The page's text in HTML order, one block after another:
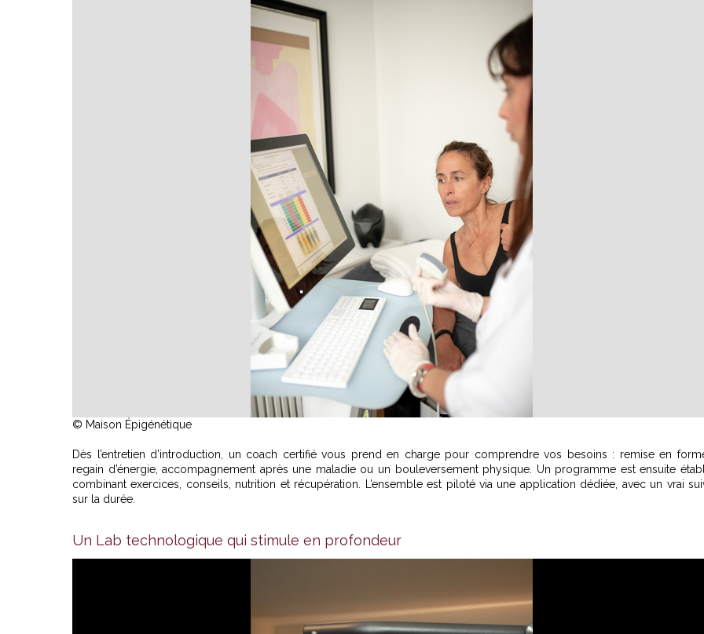
© Maison Épigénétique
Dès l’entretien d’introduction, un coach certifié vous prend en charge pour comprendre vos besoins : remise en
regain d’énergie, accompagnement après une maladie ou un bouleversement physique. Un programme est ensuite
combinant exercices, conseils, nutrition et récupération. L’ensemble est piloté via une application dédiée, avec un vrai
sur la durée.
Un Lab technologique qui stimule en profondeur